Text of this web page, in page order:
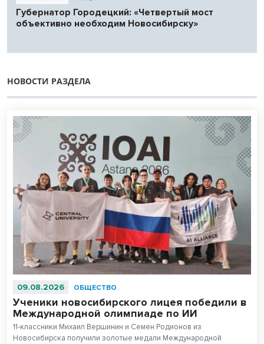
Губернатор Городецкий: «Четвертый мост
объективно необходим Новосибирску»
НОВОСТИ РАЗДЕЛА
09.08.2026 ОБЩЕСТВО
Ученики новосибирского лицея победили в
Международной олимпиаде по ИИ
11-классники Михаил Вершинин и Семен Родионов из
Новосибирска получили золотые медали Международной